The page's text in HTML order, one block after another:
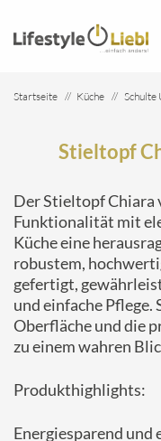
Startseite Küche Schulte
Stieltopf
Der Stieltopf Chiara
Funktionalität mit
Küche eine
robustem,
gefertigt,
und einfache
Oberfläche und die
zu einem wahren
Produkthighlights:
Energiesparend